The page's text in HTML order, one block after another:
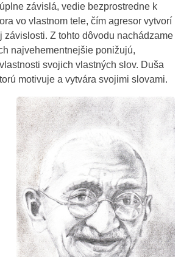
závislá, vedie bezprostredne k
vo vlastnom tele, čím agresor vytvorí
závislosti. Z tohto dôvodu nachádzame
najvehementnejšie ponižujú,
svojich vlastných slov. Duša
motivuje a vytvára svojimi slovami.